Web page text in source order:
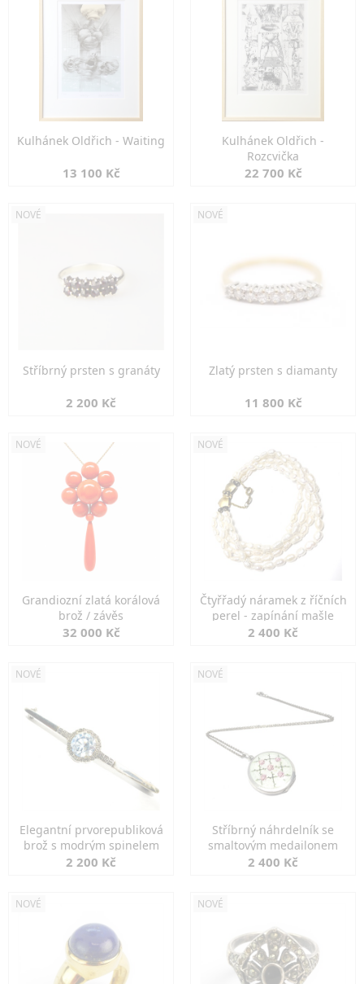
Kulhánek Oldřich - Waiting
13 100 Kč
Kulhánek Oldřich -
Rozcvička
22 700 Kč
NOVÉ
Stříbrný prsten s granáty
2 200 Kč
NOVÉ
Zlatý prsten s diamanty
11 800 Kč
NOVÉ
Grandiozní zlatá korálová
brož / závěs
32 000 Kč
NOVÉ
Čtyřřadý náramek z říčních
perel - zapínání mašle
2 400 Kč
NOVÉ
Elegantní prvorepubliková
brož s modrým spinelem
2 200 Kč
NOVÉ
Stříbrný náhrdelník se
smaltovým medailonem
2 400 Kč
NOVÉ NOVÉ